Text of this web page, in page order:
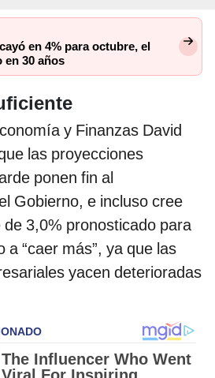
en 4% para octubre, el
en 30 años
y Finanzas David
las proyecciones
ponen fin al
Gobierno, e incluso cree
3,0% pronosticado para
a “caer más”, ya que las
yacen deterioradas